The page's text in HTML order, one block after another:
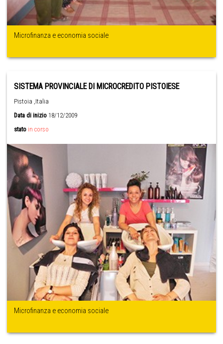
Microfinanza e economia sociale
SISTEMA PROVINCIALE DI MICROCREDITO PISTOIESE
Pistoia ,Italia
Data di inizio 18/12/2009
stato in corso
Microfinanza e economia sociale